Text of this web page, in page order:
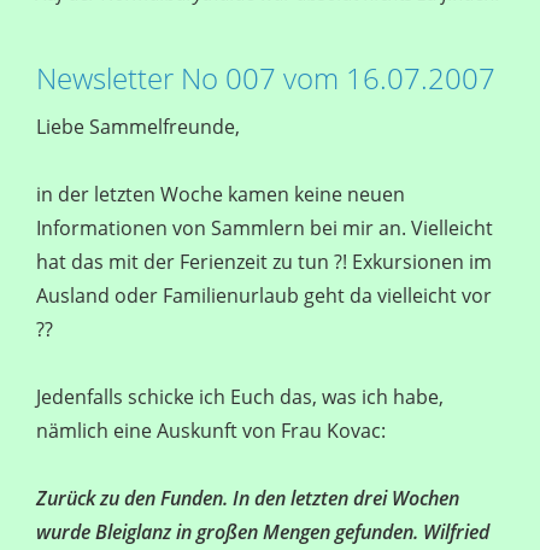
Newsletter No 007 vom 16.07.2007
Liebe Sammelfreunde,
in der letzten Woche kamen keine neuen
Informationen von Sammlern bei mir an. Vielleicht
hat das mit der Ferienzeit zu tun ?! Exkursionen im
Ausland oder Familienurlaub geht da vielleicht vor
??
Jedenfalls schicke ich Euch das, was ich habe,
nämlich eine Auskunft von Frau Kovac:
Zurück zu den Funden. In den letzten drei Wochen
wurde Bleiglanz in großen Mengen gefunden. Wilfried